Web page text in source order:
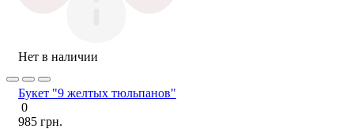
Нет в наличии
Букет "9 желтых тюльпанов"
0
985 грн.